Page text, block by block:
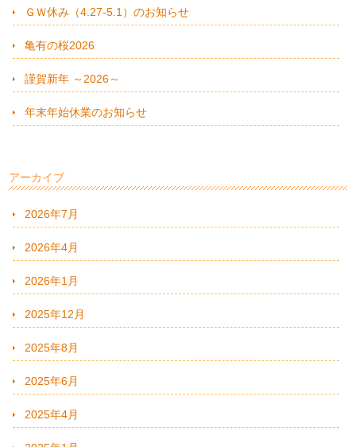
ＧＷ休み（4.27-5.1）のお知らせ
亀有の桜2026
謹賀新年 ～2026～
年末年始休業のお知らせ
アーカイブ
2026年7月
2026年4月
2026年1月
2025年12月
2025年8月
2025年6月
2025年4月